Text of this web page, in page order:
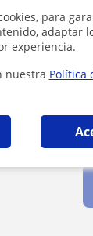
para
adaptar
experiencia.
nuestra Política